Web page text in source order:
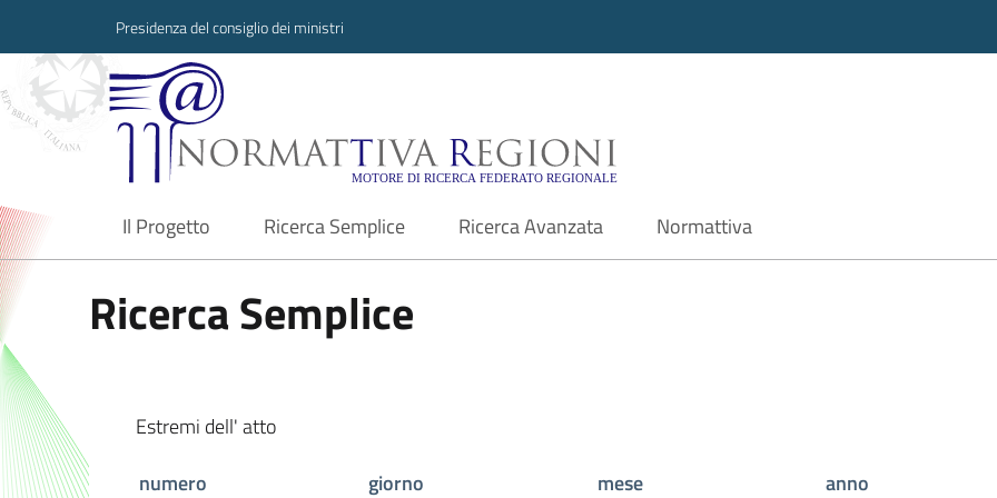
Presidenza del consiglio dei ministri
Normattiva Regioni - Motore di ricerca
Il Progetto
current Ricerca Semplice Ricerca Avanzata Normattiva
Ricerca Semplice
Estremi dell' atto
numero
giorno mese
anno